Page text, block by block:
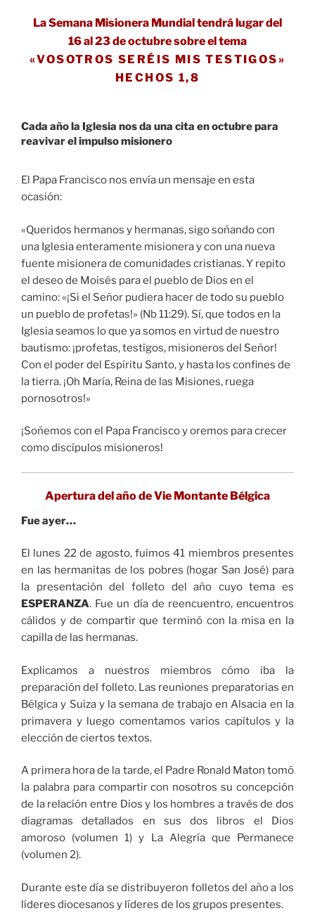
La Semana Misionera Mundial tendrá lugar del
16 al 23 de octubre sobre el tema
«VOSOTROS SERÉIS MIS TESTIGOS»
HECHOS 1,8
Cada año la Iglesia nos da una cita en octubre para
reavivar el impulsomisionero
El Papa Francisco nos envía un mensaje en esta
ocasión:
«Queridos hermanos y hermanas, sigo soñando con
una Iglesia enteramente misionera y con una nueva
fuente misionera de comunidades cristianas. Y repito
el deseo de Moisés para el pueblo de Dios en el
camino: «¡Si el Señor pudiera hacer de todo su pueblo
un pueblo de profetas!» (Nb 11:29). Sí, que todos en la
Iglesia seamos lo que ya somos en virtud de nuestro
bautismo: ¡profetas, testigos, misioneros del Señor!
Con el poder del Espíritu Santo, y hasta los confines de
la tierra. ¡Oh María, Reina de las Misiones, ruega
pornosotros!»
¡Soñemos con el Papa Francisco y oremos para crecer
como discípulos misioneros!
Apertura del año de Vie Montante Bélgica
Fue ayer…
El lunes 22 de agosto, fuimos 41 miembros presentes
en las hermanitas de los pobres (hogar San José) para
la presentación del folleto del año cuyo tema es
ESPERANZA. Fue un día de reencuentro, encuentros
cálidos y de compartir que terminó con la misa en la
capilla de las hermanas.
Explicamos a nuestros miembros cómo iba la
preparación del folleto. Las reuniones preparatorias en
Bélgica y Suiza y la semana de trabajo en Alsacia en la
primavera y luego comentamos varios capítulos y la
elección de ciertos textos.
A primera hora de la tarde, el Padre Ronald Maton tomó
la palabra para compartir con nosotros su concepción
de la relación entre Dios y los hombres a través de dos
diagramas detallados en sus dos libros el Dios
amoroso (volumen 1) y La Alegría que Permanece
(volumen 2).
Durante este día se distribuyeron folletos del año a los
líderes diocesanos y líderes de los grupos presentes.